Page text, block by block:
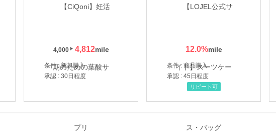
4,000 4,812
条件 : 新規購入
承認 : 30日程度
12.0%
条件 : 商品購入
承認 : 45日程度
リピート可